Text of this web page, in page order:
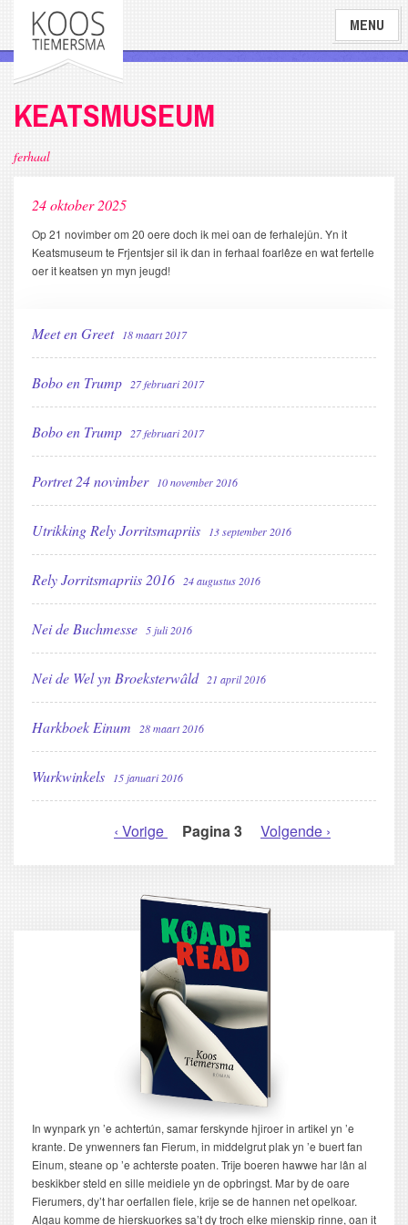
Overslaan
naar
gaan
MENU
KEATSMUSEUM
ferhaal
24 oktober 2025
Op 21 novimber om 20 oere doch ik mei oan de ferhalejûn. Yn it
Keatsmuseum te Frjentsjer sil ik dan in ferhaal foarlêze en wat fertelle
oer it keatsen yn myn jeugd!
Meet en Greet 18 maart 2017
Bobo en Trump 27 februari 2017
Bobo en Trump 27 februari 2017
Portret 24 novimber 10 november 2016
Utrikking Rely Jorritsmapriis 13 september 2016
Rely Jorritsmapriis 2016 24 augustus 2016
Nei de Buchmesse 5 juli 2016
Nei de Wel yn Broeksterwâld 21 april 2016
Harkboek Einum 28 maart 2016
Wurkwinkels 15 januari 2016
PAGINERINGVorige
‹ Vorige Pagina 3
Volgende
Volgende ›
In wynpark yn ’e achtertún, samar ferskynde hjiroer in artikel yn ’e
krante. De ynwenners fan Fierum, in middelgrut plak yn ’e buert fan
Einum, steane op ’e achterste poaten. Trije boeren hawwe har lân al
beskikber steld en sille meidiele yn de opbringst. Mar by de oare
Fierumers, dy’t har oerfallen fiele, krije se de hannen net opelkoar.
Algau komme de hierskuorkes sa’t dy troch elke mienskip rinne, oan it